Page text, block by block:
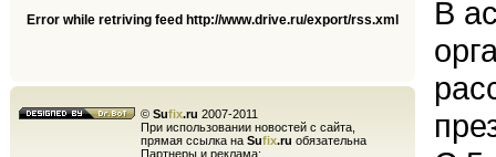
Error while retriving feed http://www.drive.ru/export/rss.xml
© Sufix.ru 2007-2011
При использовании новостей с сайта,
прямая ссылка на Sufix.ru обязательна
Партнеры и реклама:
В